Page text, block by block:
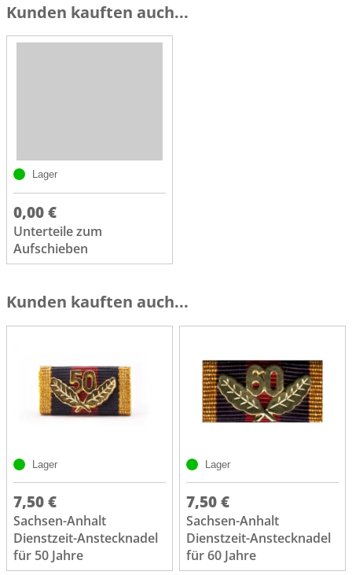
Kunden kauften auch...
Lager
0,00 €
Unterteile zum
Aufschieben
Kunden kauften auch...
Lager
7,50 €
Sachsen-Anhalt
Dienstzeit-Anstecknadel
für 50 Jahre
Lager
7,50 €
Sachsen-Anhalt
Dienstzeit-Anstecknadel
für 60 Jahre